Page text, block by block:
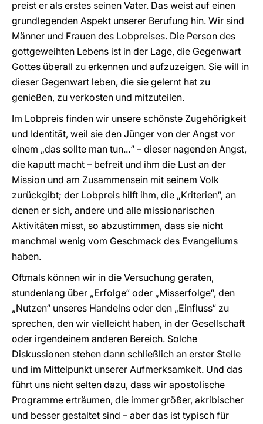
preist er als erstes seinen Vater. Das weist auf einen
grundlegenden Aspekt unserer Berufung hin. Wir sind
Männer und Frauen des Lobpreises. Die Person des
gottgeweihten Lebens ist in der Lage, die Gegenwart
Gottes überall zu erkennen und aufzuzeigen. Sie will in
dieser Gegenwart leben, die sie gelernt hat zu
genießen, zu verkosten und mitzuteilen.
Im Lobpreis finden wir unsere schönste Zugehörigkeit
und Identität, weil sie den Jünger von der Angst vor
einem „das sollte man tun...“ – dieser nagenden Angst,
die kaputt macht – befreit und ihm die Lust an der
Mission und am Zusammensein mit seinem Volk
zurückgibt; der Lobpreis hilft ihm, die „Kriterien“, an
denen er sich, andere und alle missionarischen
Aktivitäten misst, so abzustimmen, dass sie nicht
manchmal wenig vom Geschmack des Evangeliums
haben.
Oftmals können wir in die Versuchung geraten,
stundenlang über „Erfolge“ oder „Misserfolge“, den
„Nutzen“ unseres Handelns oder den „Einfluss“ zu
sprechen, den wir vielleicht haben, in der Gesellschaft
oder irgendeinem anderen Bereich. Solche
Diskussionen stehen dann schließlich an erster Stelle
und im Mittelpunkt unserer Aufmerksamkeit. Und das
führt uns nicht selten dazu, dass wir apostolische
Programme erträumen, die immer größer, akribischer
und besser gestaltet sind – aber das ist typisch für